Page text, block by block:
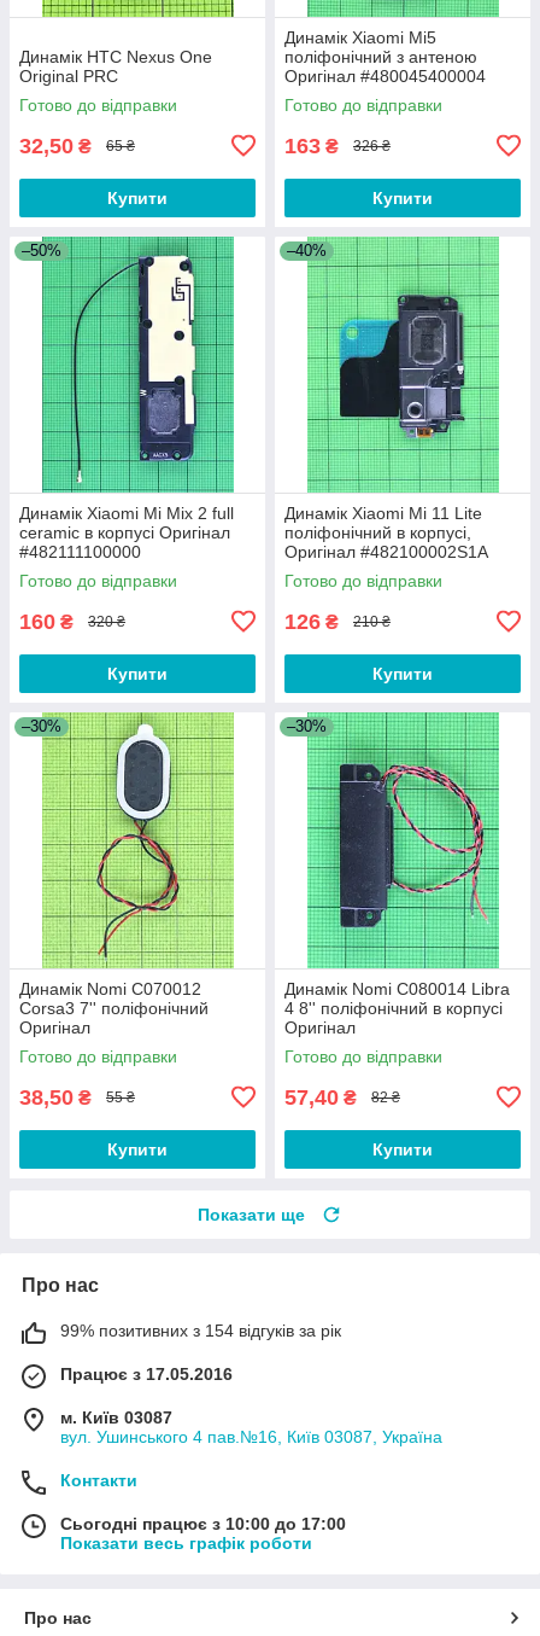
Динамік HTC Nexus One
Original PRC
Готово до відправки
32,50 ₴ 65 ₴
Купити
Динамік Xiaomi Mi5
поліфонічний з антеною
Оригінал #480045400004
Готово до відправки
163 ₴ 326 ₴
Купити
–50%
Динамік Xiaomi Mi Mix 2 full
ceramic в корпусі Оригінал
#482111100000
Готово до відправки
160 ₴ 320 ₴
Купити
–40%
Динамік Xiaomi Mi 11 Lite
поліфонічний в корпусі,
Оригінал #482100002S1A
Готово до відправки
126 ₴ 210 ₴
Купити
–30%
Динамік Nomi C070012
Corsa3 7'' поліфонічний
Оригінал
Готово до відправки
38,50 ₴ 55 ₴
Купити
–30%
Динамік Nomi C080014 Libra
4 8'' поліфонічний в корпусі
Оригінал
Готово до відправки
57,40 ₴ 82 ₴
Купити
Показати ще
Про нас
99% позитивних з 154 відгуків за рік
Працює з 17.05.2016
м. Київ 03087
вул. Ушинського 4 пав.№16, Київ 03087, Україна
Контакти
Сьогодні працює з 10:00 до 17:00
Показати весь графік роботи
Про нас